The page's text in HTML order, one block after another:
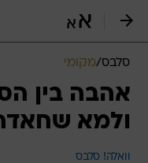
סלבס/מקומי
אהבה בין
ולמא
וואלה! סלבס